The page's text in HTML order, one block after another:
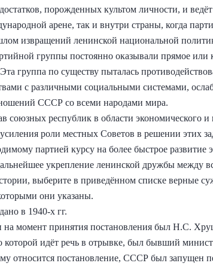
порожденных культом личности, и
арене, так и внутри страны, когда
извращений ленинской национальной
группы постоянно оказывали прямое или
группа по существу пыталась
с различными социальными системами,
СССР со всеми народами мира.
республик в области экономического и
усиления роли местных Советов в решении этих
партией курсу на более быстрое
укрепление ленинской дружбы между
выберите в приведённом списке верные
они указаны.
в 1940-х гг.
момент принятия постановления был Н.С.
идёт речь в отрывке, был бывший
относится постановление, СССР был запущен